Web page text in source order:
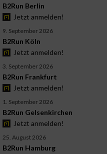
B2Run Berlin
Jetzt anmelden!
9. September 2026
B2Run Köln
Jetzt anmelden!
3. September 2026
B2Run Frankfurt
Jetzt anmelden!
1. September 2026
B2Run Gelsenkirchen
Jetzt anmelden!
25. August 2026
B2Run Hamburg